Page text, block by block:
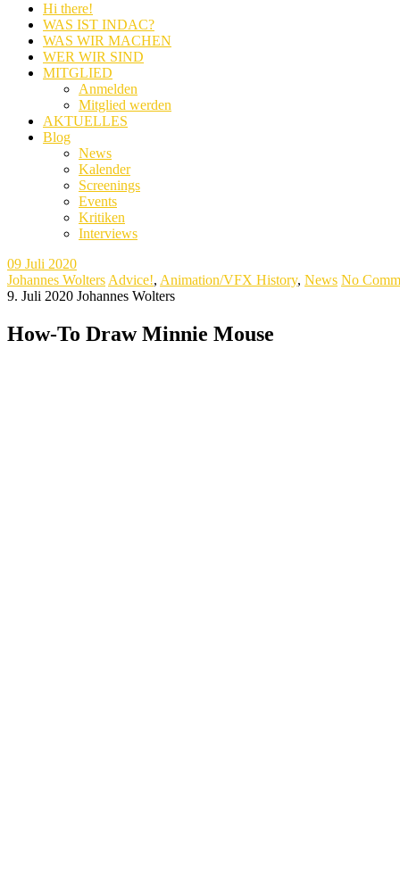
Hi there!
WAS IST INDAC?
WAS WIR MACHEN
WER WIR SIND
MITGLIED
Anmelden
Mitglied werden
AKTUELLES
Blog
News
Kalender
Screenings
Events
Kritiken
Interviews
09 Juli 2020
Johannes Wolters Advice!, Animation/VFX History, News No
9. Juli 2020 Johannes Wolters
How-To Draw Minnie Mouse